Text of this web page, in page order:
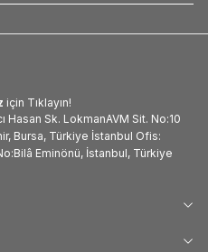
için Tıklayın!
Hasan Sk. LokmanAVM Sit. No:10
Bursa, Türkiye İstanbul Ofis:
Eminönü, İstanbul, Türkiye